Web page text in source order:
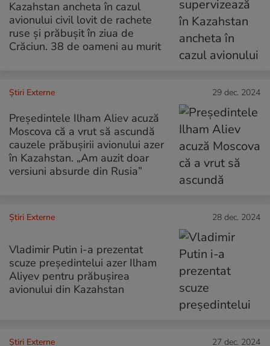
Kazahstan ancheta în cazul
avionului civil lovit de rachete
ruse și prăbușit în ziua de
Crăciun. 38 de oameni au murit
Știri Externe 29 dec. 2024
Preşedintele Ilham Aliev acuză
Moscova că a vrut să ascundă
cauzele prăbușirii avionului azer
în Kazahstan. „Am auzit doar
versiuni absurde din Rusia”
Știri Externe 28 dec. 2024
Vladimir Putin i-a prezentat
scuze președintelui azer Ilham
Aliyev pentru prăbușirea
avionului din Kazahstan
Știri Externe 27 dec. 2024